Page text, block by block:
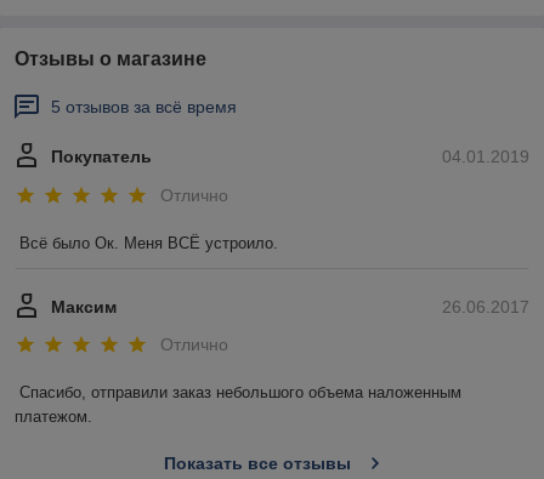
Отзывы о магазине
5 отзывов за всё время
04.01.2019
Покупатель
Отлично
Всё было Ок. Меня ВСЁ устроило.
26.06.2017
Максим
Отлично
Спасибо, отправили заказ небольшого объема наложенным
платежом.
Показать все отзывы